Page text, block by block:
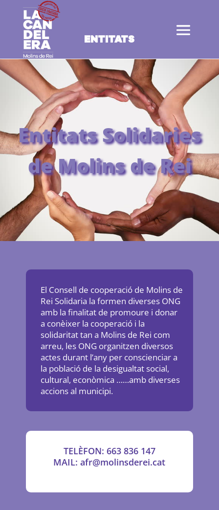
ENTITATS
Entitats Solidaries
de Molins de Rei
El Consell de cooperació de Molins de
Rei Solidaria la formen diverses ONG
amb la finalitat de promoure i donar
a conèixer la cooperació i la
solidaritat tan a Molins de Rei com
arreu, les ONG organitzen diversos
actes durant l’any per conscienciar a
la població de la desigualtat social,
cultural, econòmica ……amb diverses
accions al municipi.
TELÈFON: 663 836 147
MAIL: afr@molinsderei.cat